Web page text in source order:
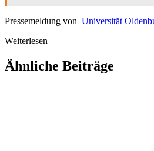
Pressemeldung von Universität
Weiterlesen
Ähnliche Beiträge